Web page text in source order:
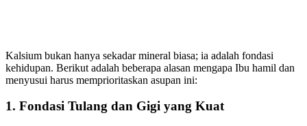
Kalsium bukan hanya sekadar mineral biasa; ia adalah fondasi
kehidupan. Berikut adalah beberapa alasan mengapa Ibu hamil dan
menyusui harus memprioritaskan asupan ini:
1. Fondasi Tulang dan Gigi yang Kuat